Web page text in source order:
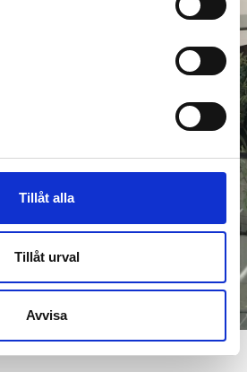
Tillåt alla
Tillåt urval
Avvisa